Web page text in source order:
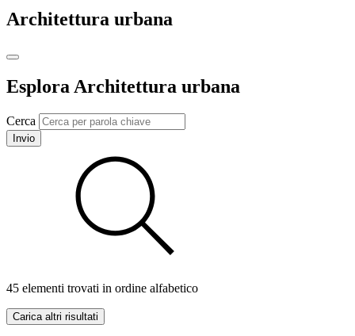
Architettura urbana
Esplora Architettura urbana
Cerca
Invio
45 elementi trovati in ordine alfabetico
Carica altri risultati